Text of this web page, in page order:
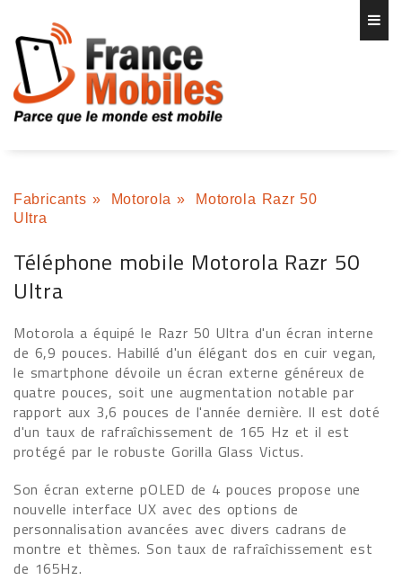
Fabricants » Motorola »
Motorola Razr 50
Ultra
Téléphone mobile Motorola Razr 50
Ultra
Motorola a équipé le Razr 50 Ultra d'un écran interne
de 6,9 pouces. Habillé d'un élégant dos en cuir vegan,
le smartphone dévoile un écran externe généreux de
quatre pouces, soit une augmentation notable par
rapport aux 3,6 pouces de l'année dernière. Il est doté
d'un taux de rafraîchissement de 165 Hz et il est
protégé par le robuste Gorilla Glass Victus.
Son écran externe pOLED de 4 pouces propose une
nouvelle interface UX avec des options de
personnalisation avancées avec divers cadrans de
montre et thèmes. Son taux de rafraîchissement est
de 165Hz.